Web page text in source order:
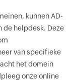
kunnen AD-
de helpdesk. Deze
van specifieke
het domein
onze online